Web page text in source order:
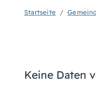
Startseite
Keine Daten